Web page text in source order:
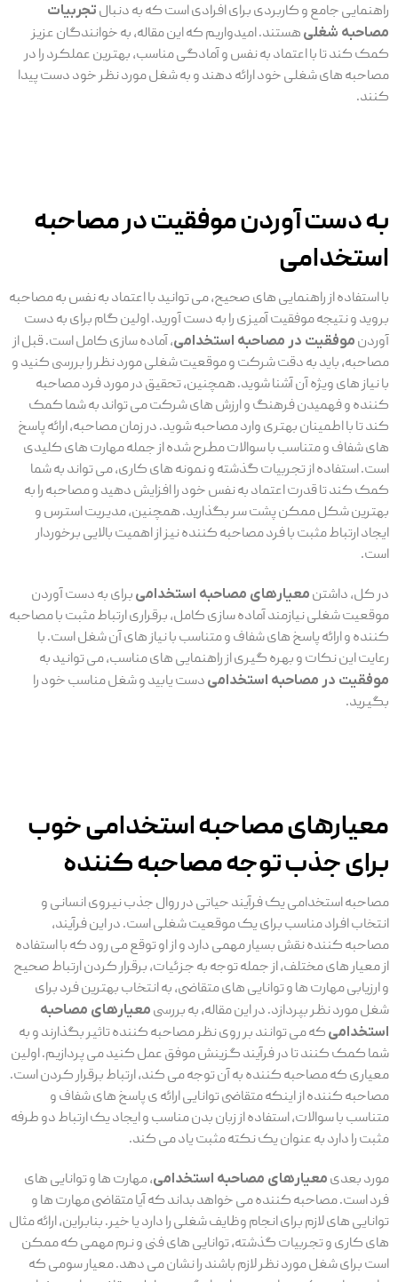
راهنمایی جامع و کاربردی برای افرادی است که به دنبال تجربیات
مصاحبه شغلی هستند. امیدواریم که این مقاله، به خوانندگان عزیز
کمک کند تا با اعتماد به نفس و آمادگی مناسب، بهترین عملکرد را در
مصاحبه های شغلی خود ارائه دهند و به شغل مورد نظر خود دست پیدا
کنند.
به دست آوردن موفقیت در مصاحبه
استخدامی
با استفاده از راهنمایی های صحیح، می توانید با اعتماد به نفس به مصاحبه
بروید و نتیجه موفقیت آمیزی را به دست آورید. اولین گام برای به دست
آوردن موفقیت در مصاحبه استخدامی، آماده سازی کامل است. قبل از
مصاحبه، باید به دقت شرکت و موقعیت شغلی مورد نظر را بررسی کنید و
با نیاز های ویژه آن آشنا شوید. همچنین، تحقیق در مورد فرد مصاحبه
کننده و فهمیدن فرهنگ و ارزش های شرکت می تواند به شما کمک
کند تا با اطمینان بهتری وارد مصاحبه شوید. در زمان مصاحبه، ارائه پاسخ
های شفاف و متناسب با سوالات مطرح شده از جمله مهارت های کلیدی
است. استفاده از تجربیات گذشته و نمونه های کاری، می تواند به شما
کمک کند تا قدرت اعتماد به نفس خود را افزایش دهید و مصاحبه را به
بهترین شکل ممکن پشت سر بگذارید. همچنین، مدیریت استرس و
ایجاد ارتباط مثبت با فرد مصاحبه کننده نیز از اهمیت بالایی برخوردار
است.
در کل، داشتن معیارهای مصاحبه استخدامی برای به دست آوردن
موقعیت شغلی نیازمند آماده سازی کامل، برقراری ارتباط مثبت با مصاحبه
کننده و ارائه پاسخ های شفاف و متناسب با نیاز های آن شغل است. با
رعایت این نکات و بهره گیری از راهنمایی های مناسب، می توانید به
موفقیت در مصاحبه استخدامی دست یابید و شغل مناسب خود را
بگیرید.
معیارهای مصاحبه استخدامی خوب
برای جذب توجه مصاحبه کننده
مصاحبه استخدامی یک فرآیند حیاتی در روال جذب نیروی انسانی و
انتخاب افراد مناسب برای یک موقعیت شغلی است. در این فرآیند،
مصاحبه کننده نقش بسیار مهمی دارد و از او توقع می رود که با استفاده
از معیار های مختلف، از جمله توجه به جزئیات، برقرار کردن ارتباط صحیح
و ارزیابی مهارت ها و توانایی های متقاضی، به انتخاب بهترین فرد برای
شغل مورد نظر بپردازد. در این مقاله، به بررسی معیارهای مصاحبه
استخدامی که می توانند بر روی نظر مصاحبه کننده تاثیر بگذارند و به
شما کمک کنند تا در فرآیند گزینش موفق عمل کنید می پردازیم. اولین
معیاری که مصاحبه کننده به آن توجه می کند، ارتباط برقرار کردن است.
مصاحبه کننده از اینکه متقاضی توانایی ارائه ی پاسخ های شفاف و
متناسب با سوالات، استفاده از زبان بدن مناسب و ایجاد یک ارتباط دو طرفه
مثبت را دارد به عنوان یک نکته مثبت یاد می کند.
مورد بعدی معیارهای مصاحبه استخدامی، مهارت ها و توانایی های
فرد است. مصاحبه کننده می خواهد بداند که آیا متقاضی مهارت ها و
توانایی های لازم برای انجام وظایف شغلی را دارد یا خیر. بنابراین، ارائه مثال
های کاری و تجربیات گذشته، توانایی های فنی و نرم مهمی که ممکن
است برای شغل مورد نظر لازم باشند را نشان می دهد. معیار سومی که